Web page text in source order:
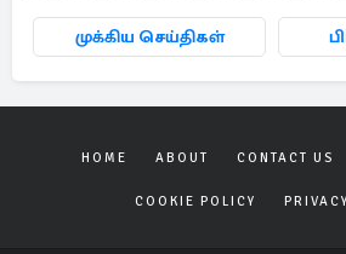
முக்கிய செய்திகள்
HOME ABOUT CONTACT US
COOKIE POLICY